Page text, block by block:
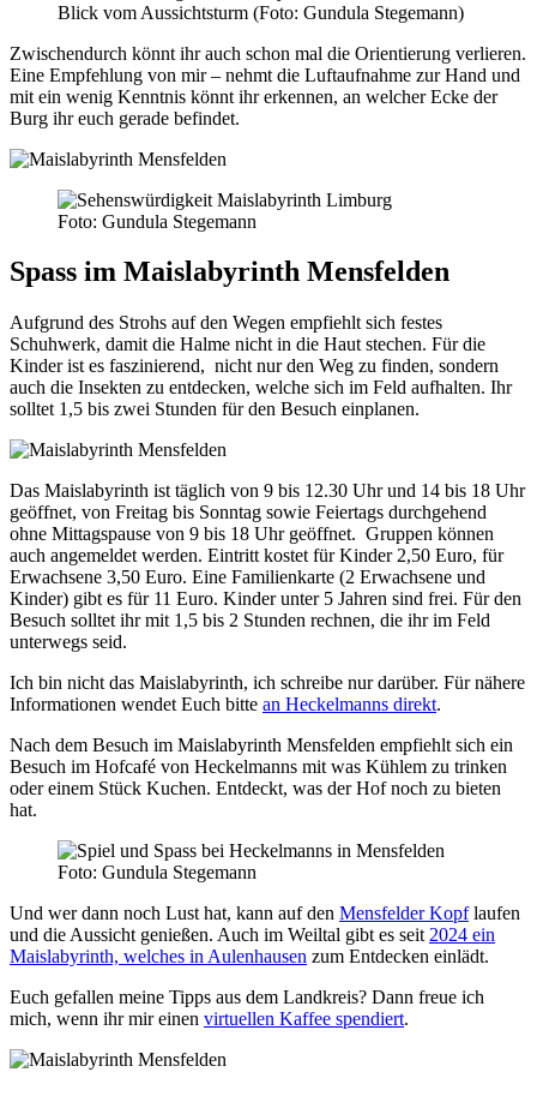
Blick vom Aussichtsturm (Foto: Gundula Stegemann)
Zwischendurch könnt ihr auch schon mal die Orientierung verlieren.
Eine Empfehlung von mir – nehmt die Luftaufnahme zur Hand und
mit ein wenig Kenntnis könnt ihr erkennen, an welcher Ecke der
Burg ihr euch gerade befindet.
Foto: Gundula Stegemann
Spass im Maislabyrinth Mensfelden
Aufgrund des Strohs auf den Wegen empfiehlt sich festes
Schuhwerk, damit die Halme nicht in die Haut stechen. Für die
Kinder ist es faszinierend, nicht nur den Weg zu finden, sondern
auch die Insekten zu entdecken, welche sich im Feld aufhalten. Ihr
solltet 1,5 bis zwei Stunden für den Besuch einplanen.
Das Maislabyrinth ist täglich von 9 bis 12.30 Uhr und 14 bis 18 Uhr
geöffnet, von Freitag bis Sonntag sowie Feiertags durchgehend
ohne Mittagspause von 9 bis 18 Uhr geöffnet. Gruppen können
auch angemeldet werden. Eintritt kostet für Kinder 2,50 Euro, für
Erwachsene 3,50 Euro. Eine Familienkarte (2 Erwachsene und
Kinder) gibt es für 11 Euro. Kinder unter 5 Jahren sind frei. Für den
Besuch solltet ihr mit 1,5 bis 2 Stunden rechnen, die ihr im Feld
unterwegs seid.
Ich bin nicht das Maislabyrinth, ich schreibe nur darüber. Für nähere
Informationen wendet Euch bitte an Heckelmanns direkt.
Nach dem Besuch im Maislabyrinth Mensfelden empfiehlt sich ein
Besuch im Hofcafé von Heckelmanns mit was Kühlem zu trinken
oder einem Stück Kuchen. Entdeckt, was der Hof noch zu bieten
hat.
Foto: Gundula Stegemann
Und wer dann noch Lust hat, kann auf den Mensfelder Kopflaufen
und die Aussicht genießen. Auch im Weiltal gibt es seit 2024 ein
Maislabyrinth, welches in Aulenhausen zum Entdecken einlädt.
Euch gefallen meine Tipps aus dem Landkreis? Dann freue ich
mich, wenn ihr mir einen virtuellen Kaffee spendiert.